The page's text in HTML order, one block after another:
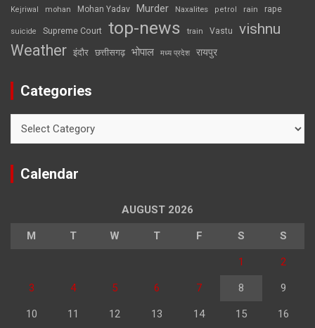
Kejriwal mohan Mohan Yadav Murder Naxalites petrol rain rape
suicide Supreme Court top-news train Vastu vishnu
Weather इंदौर छत्तीसगढ़ भोपाल मध्य प्रदेश रायपुर
Categories
Calendar
AUGUST 2026
M T W T F S S
1 2
3 4 5 6 7 8 9
10 11 12 13 14 15 16